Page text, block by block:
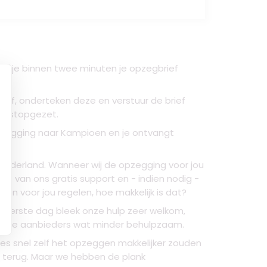
je binnen twee minuten je opzegbrief
onderteken deze en verstuur de brief
stopgezet.
naar Kampioen en je ontvangt
Wanneer wij de opzegging voor jou
van ons gratis support en - indien nodig -
voor jou regelen, hoe makkelijk is dat?
dag bleek onze hulp zeer welkom,
de aanbieders wat minder behulpzaam.
snel zelf het opzeggen makkelijker zouden
Maar we hebben de plank